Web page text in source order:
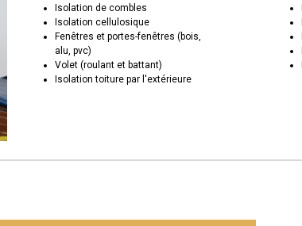
Isolation de combles
Isolation cellulosique
Fenêtres et portes-fenêtres (bois,
alu, pvc)
Volet (roulant et battant)
Isolation toiture par l'extérieure